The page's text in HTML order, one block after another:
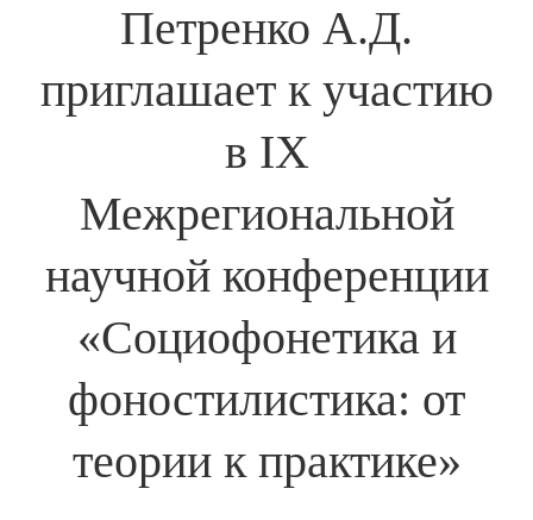
Петренко А.Д.
приглашает к участию
в IX
Межрегиональной
научной конференции
«Социофонетика и
фоностилистика: от
теории к практике»